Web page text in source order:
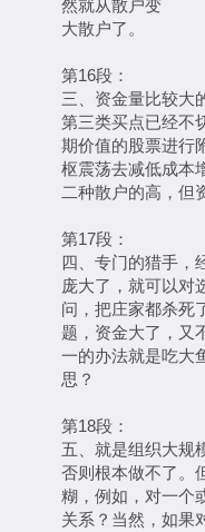
然就从散户变
大散户了。
第16段：
三、资金量比较大
第三类买点已经不
期价值的股票进行
枢震荡去减低成本
二种散户的高，但
第17段：
四、专门的猎手，
庞大了，就可以对
问，把庄家都杀死
题，资金大了，又
一的办法就是吃大
思？
第18段：
五、就是组织大规
否则根本做不了。
糊，例如，对一个
关系？当然，如果